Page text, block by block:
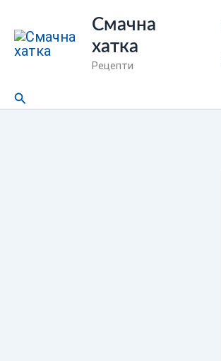
до
вмісту
Смачна
хатка
Рецепти
Пошук